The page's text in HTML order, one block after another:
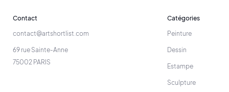
Contact
contact@artshortlist.com
69 rue Sainte-Anne
75002 PARIS
Catégories
Peinture
Dessin
Estampe
Sculpture